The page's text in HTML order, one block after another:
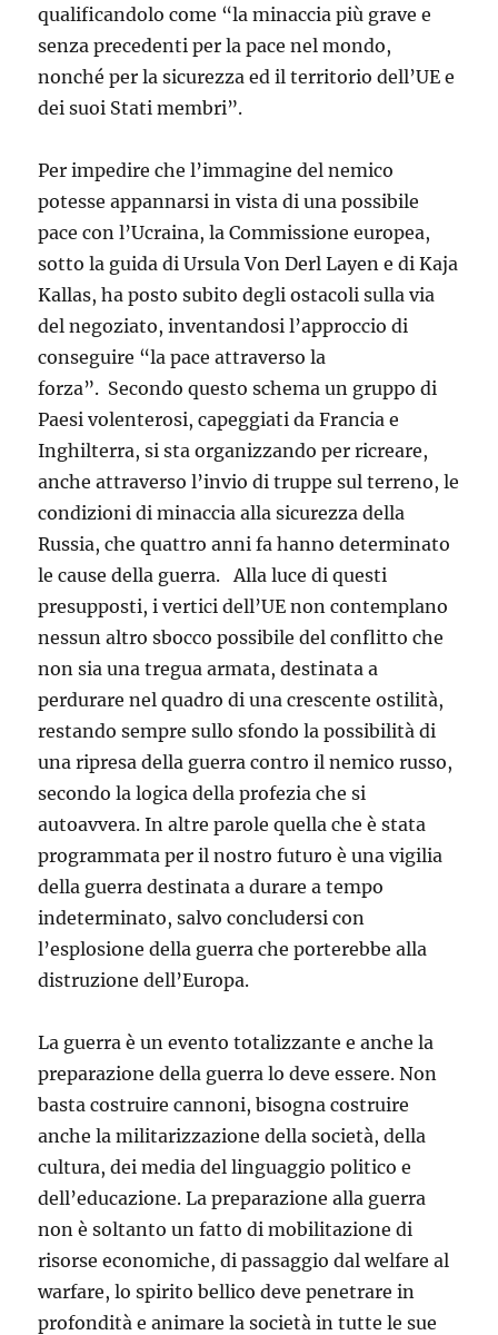
qualificandolo come “la minaccia più grave e
senza precedenti per la pace nel mondo,
nonché per la sicurezza ed il territorio dell’UE e
dei suoi Stati membri”.
Per impedire che l’immagine del nemico
potesse appannarsi in vista di una possibile
pace con l’Ucraina, la Commissione europea,
sotto la guida di Ursula Von Derl Layen e di Kaja
Kallas, ha posto subito degli ostacoli sulla via
del negoziato, inventandosi l’approccio di
conseguire “la pace attraverso la
forza”. Secondo questo schema un gruppo di
Paesi volenterosi, capeggiati da Francia e
Inghilterra, si sta organizzando per ricreare,
anche attraverso l’invio di truppe sul terreno, le
condizioni di minaccia alla sicurezza della
Russia, che quattro anni fa hanno determinato
le cause della guerra. Alla luce di questi
presupposti, i vertici dell’UE non contemplano
nessun altro sbocco possibile del conflitto che
non sia una tregua armata, destinata a
perdurare nel quadro di una crescente ostilità,
restando sempre sullo sfondo la possibilità di
una ripresa della guerra contro il nemico russo,
secondo la logica della profezia che si
autoavvera. In altre parole quella che è stata
programmata per il nostro futuro è una vigilia
della guerra destinata a durare a tempo
indeterminato, salvo concludersi con
l’esplosione della guerra che porterebbe alla
distruzione dell’Europa.
La guerra è un evento totalizzante e anche la
preparazione della guerra lo deve essere. Non
basta costruire cannoni, bisogna costruire
anche la militarizzazione della società, della
cultura, dei media del linguaggio politico e
dell’educazione. La preparazione alla guerra
non è soltanto un fatto di mobilitazione di
risorse economiche, di passaggio dal welfare al
warfare, lo spirito bellico deve penetrare in
profondità e animare la società in tutte le sue